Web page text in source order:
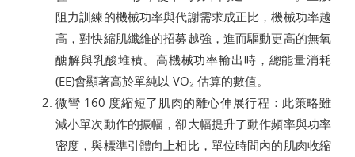
阻力訓練的機械功率與代謝需求成正比，機械功率越
高，對快縮肌纖維的招募越強，進而驅動更高的無氧
醣解與乳酸堆積。高機械功率輸出時，總能量消耗
(EE)會顯著高於單純以 VO₂ 估算的數值。
微彎 160 度縮短了肌肉的離心伸展行程：此策略雖
減小單次動作的振幅，卻大幅提升了動作頻率與功率
密度，與標準引體向上相比，單位時間內的肌肉收縮